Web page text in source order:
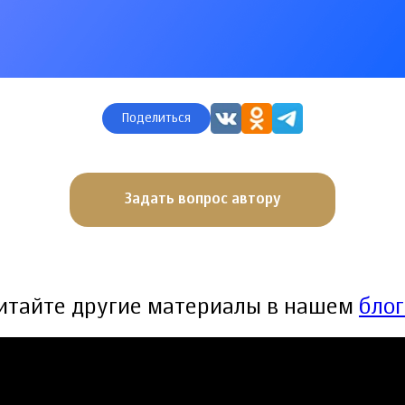
Поделиться
Задать вопрос автору
другие материалы в нашем